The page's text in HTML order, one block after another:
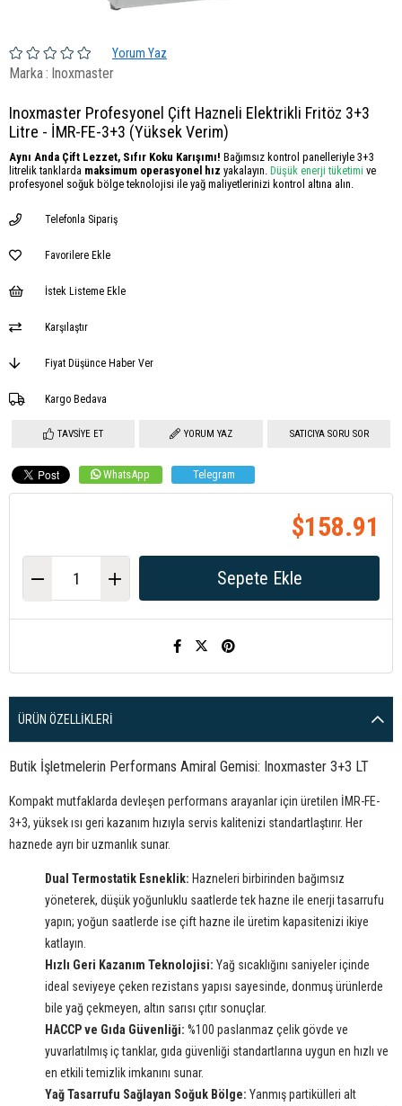
Yorum Yaz
Marka: Inoxmaster
Inoxmaster Profesyonel Çift Hazneli Elektrikli Fritöz 3+3
Litre - İMR-FE-3+3 (Yüksek Verim)
Aynı Anda Çift Lezzet, Sıfır Koku Karışımı! Bağımsız kontrol panelleriyle 3+3
litrelik tanklarda maksimum operasyonel hız yakalayın. Düşük enerji tüketimi ve
profesyonel soğuk bölge teknolojisi ile yağ maliyetlerinizi kontrol altına alın.
Telefonla Sipariş
Favorilere Ekle
İstek Listeme Ekle
Karşılaştır
Fiyat Düşünce Haber Ver
Kargo Bedava
TAVSIYE ET YORUM YAZ SATICIYA SORU SOR
WhatsApp Telegram
$158.91
ÜRÜN ÖZELLIKLERI
Butik İşletmelerin Performans Amiral Gemisi: Inoxmaster 3+3 LT
Kompakt mutfaklarda devleşen performans arayanlar için üretilen İMR-FE-
3+3, yüksek ısı geri kazanım hızıyla servis kalitenizi standartlaştırır. Her
haznede ayrı bir uzmanlık sunar.
Dual Termostatik Esneklik: Hazneleri birbirinden bağımsız
yöneterek, düşük yoğunluklu saatlerde tek hazne ile enerji tasarrufu
yapın; yoğun saatlerde ise çift hazne ile üretim kapasitenizi ikiye
katlayın.
Hızlı Geri Kazanım Teknolojisi: Yağ sıcaklığını saniyeler içinde
ideal seviyeye çeken rezistans yapısı sayesinde, donmuş ürünlerde
bile yağ çekmeyen, altın sarısı çıtır sonuçlar.
HACCP ve Gıda Güvenliği: %100 paslanmaz çelik gövde ve
yuvarlatılmış iç tanklar, gıda güvenliği standartlarına uygun en hızlı ve
en etkili temizlik imkanını sunar.
Yağ Tasarrufu Sağlayan Soğuk Bölge: Yanmış partikülleri alt